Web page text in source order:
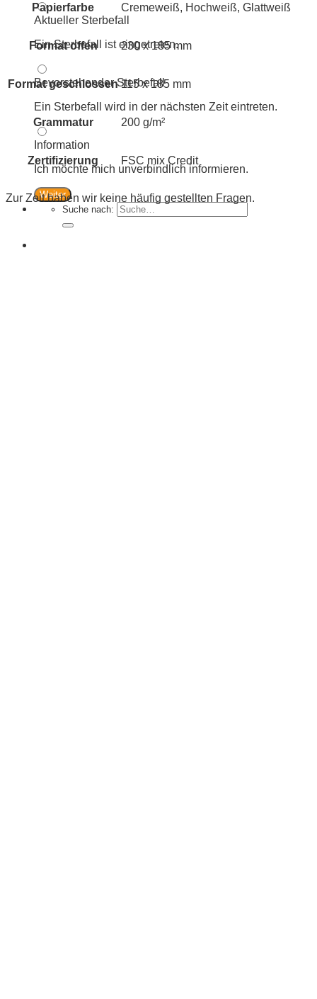
Aktueller Sterbefall
Ein Sterbefall ist eingetreten.
Bevorstehender Sterbefall
Ein Sterbefall wird in der nächsten Zeit eintreten.
Information
Ich möchte mich unverbindlich informieren.
Weiter
Suche nach:
Papierfarbe Cremeweiß, Hochweiß, Glattweiß
Format offen 230 x 185 mm
Format geschlossen 115 x 185 mm
Grammatur 200 g/m²
Zertifizierung FSC mix Credit
Zur Zeit haben wir keine häufig gestellten Fragen.